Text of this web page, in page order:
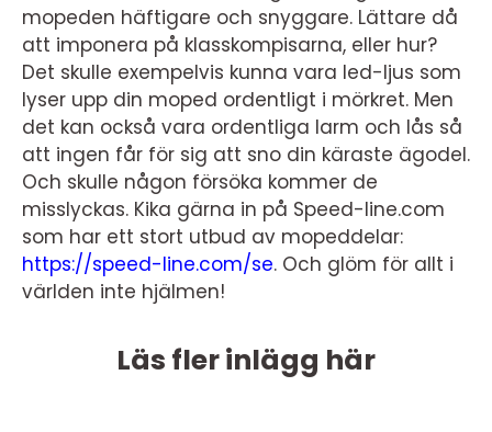
mopeden häftigare och snyggare. Lättare då
att imponera på klasskompisarna, eller hur?
Det skulle exempelvis kunna vara led-ljus som
lyser upp din moped ordentligt i mörkret. Men
det kan också vara ordentliga larm och lås så
att ingen får för sig att sno din käraste ägodel.
Och skulle någon försöka kommer de
misslyckas. Kika gärna in på Speed-line.com
som har ett stort utbud av mopeddelar:
https://speed-line.com/se. Och glöm för allt i
världen inte hjälmen!
Läs fler inlägg här